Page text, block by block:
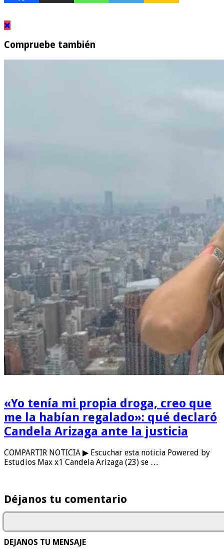
Compruebe también
«Yo tenía mi propia droga, creo que
me la habían regalado»: qué declaró
Candela Arizaga ante la justicia
COMPARTIR NOTICIA ▶ Escuchar esta noticia Powered by
Estudios Max x1 Candela Arizaga (23) se …
Déjanos tu comentario
DEJANOS TU MENSAJE